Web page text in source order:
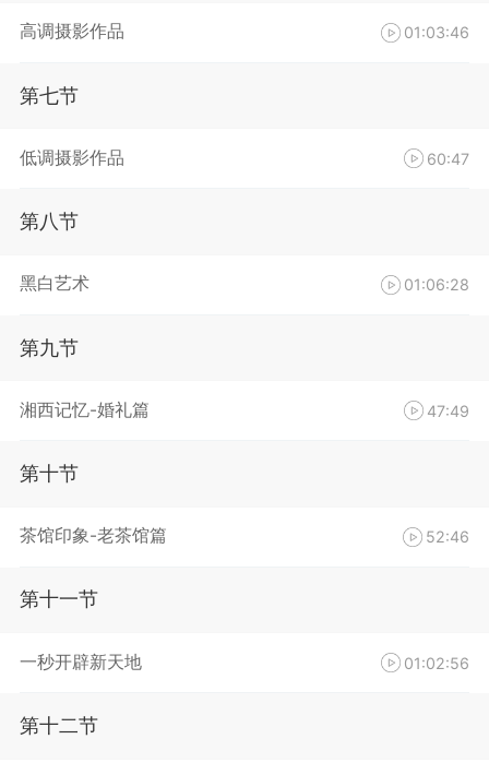
高调摄影作品 01:03:46
第七节
低调摄影作品 60:47
第八节
黑白艺术 01:06:28
第九节
湘西记忆-婚礼篇 47:49
第十节
茶馆印象-老茶馆篇 52:46
第十一节
一秒开辟新天地 01:02:56
第十二节